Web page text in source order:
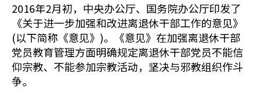
2016年2月初，中央办公厅、国务院办公厅印发了
《关于进一步加强和改进离退休干部工作的意见》
(以下简称《意见》)。《意见》在加强离退休干部
党员教育管理方面明确规定离退休干部党员不能信
仰宗教、不能参加宗教活动，坚决与邪教组织作斗
争。